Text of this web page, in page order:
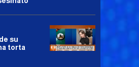
su
torta